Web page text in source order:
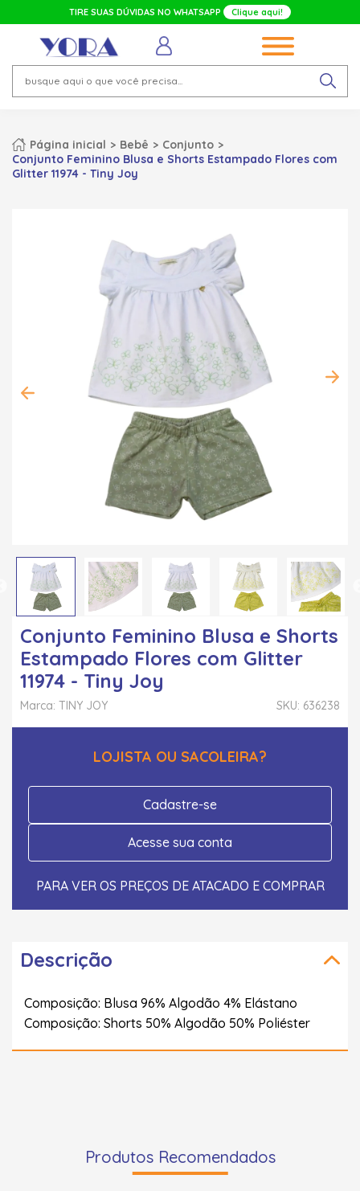
TIRE SUAS DÚVIDAS NO WHATSAPP Clique aqui!
Página inicial Bebê
Conjunto
Conjunto Feminino Blusa e Shorts Estampado Flores com
Glitter 11974 - Tiny Joy
Conjunto Feminino Blusa e Shorts
Estampado Flores com Glitter
11974 - Tiny Joy
SKU: 636238
Marca: TINY JOY
LOJISTA OU SACOLEIRA?
Cadastre-se
Acesse sua conta
PARA VER OS PREÇOS DE ATACADO E COMPRAR
Descrição
Composição: Blusa 96% Algodão 4% Elástano
Composição: Shorts 50% Algodão 50% Poliéster
Produtos Recomendados